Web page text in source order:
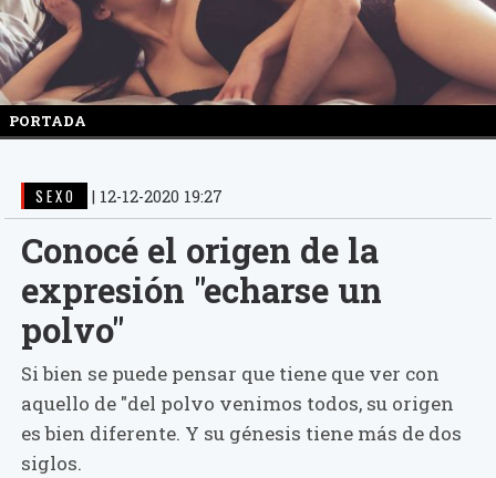
PORTADA
SEXO | 12-12-2020 19:27
Conocé el origen de la
expresión "echarse un
polvo"
Si bien se puede pensar que tiene que ver con
aquello de "del polvo venimos todos, su origen
es bien diferente. Y su génesis tiene más de dos
siglos.